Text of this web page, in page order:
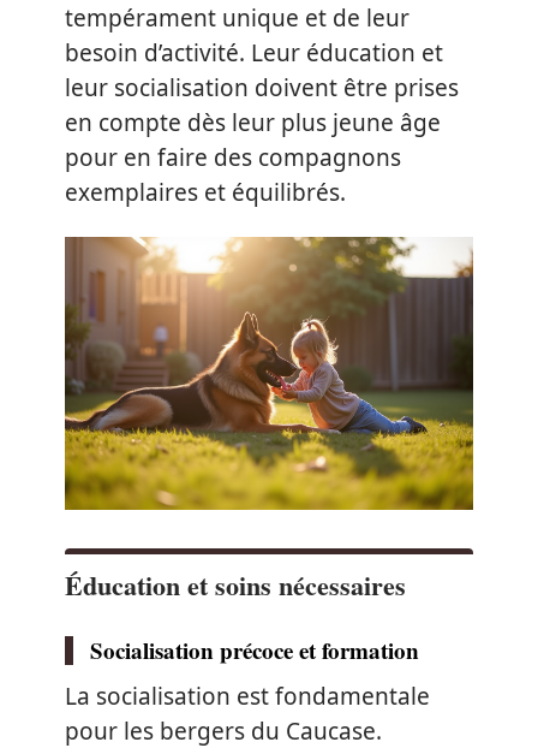
tempérament unique et de leur
besoin d’activité. Leur éducation et
leur socialisation doivent être prises
en compte dès leur plus jeune âge
pour en faire des compagnons
exemplaires et équilibrés.
Éducation et soins nécessaires
Socialisation précoce et formation
La socialisation est fondamentale
pour les bergers du Caucase.